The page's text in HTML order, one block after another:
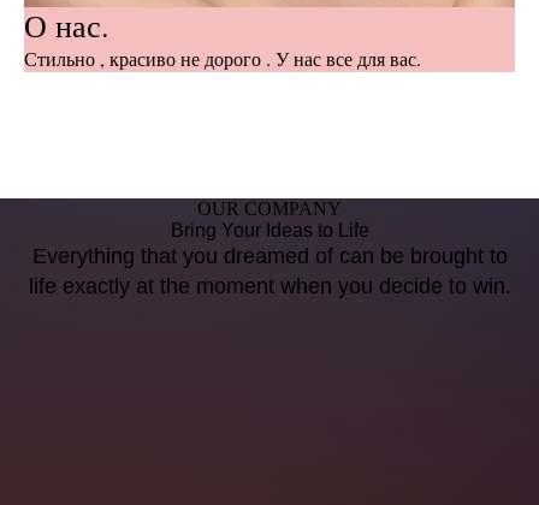
О нас.
Стильно , красиво не дорого . У нас все для вас.
OUR COMPANY
Bring Your Ideas to Life
Everything that you dreamed of can be brought to
life exactly at the moment when you decide to win.